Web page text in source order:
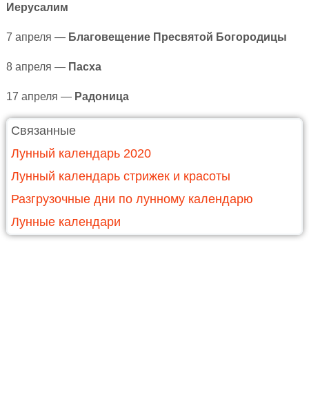
Иерусалим
7 апреля — Благовещение Пресвятой Богородицы
8 апреля — Пасха
17 апреля — Радоница
Связанные
Лунный календарь 2020
Лунный календарь стрижек и красоты
Разгрузочные дни по лунному календарю
Лунные календари